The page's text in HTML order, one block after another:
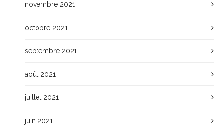
novembre 2021
octobre 2021
septembre 2021
août 2021
juillet 2021
juin 2021